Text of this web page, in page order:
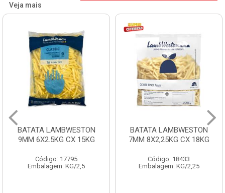
Veja mais
BATATA LAMBWESTON
9MM 6X2.5KG CX 15KG
Código: 17795
Embalagem: KG/2,5
BATATA LAMBWESTON
7MM 8X2,25KG CX 18KG
Código: 18433
Embalagem: KG/2,25